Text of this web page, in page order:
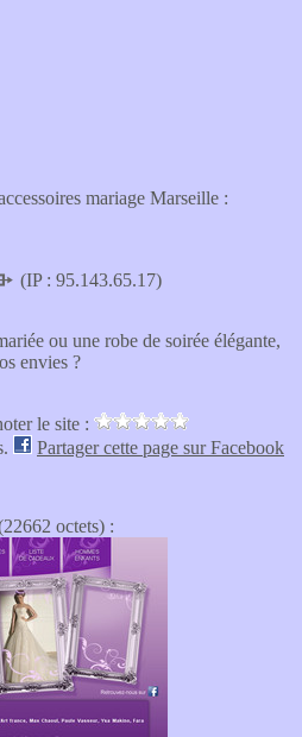
mariage Marseille :
(IP : 95.143.65.17)
ou une robe de soirée élégante,
envies ?
le site :
Partager cette page sur Facebook
octets) :